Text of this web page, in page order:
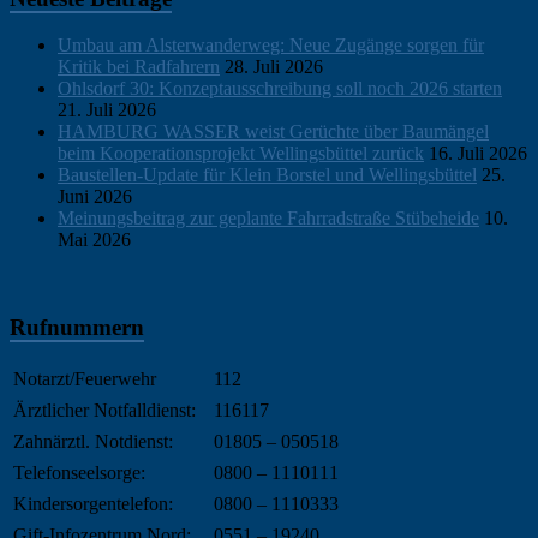
Umbau am Alsterwanderweg: Neue Zugänge sorgen für
Kritik bei Radfahrern 28. Juli 2026
Ohlsdorf 30: Konzeptausschreibung soll noch 2026 starten
21. Juli 2026
HAMBURG WASSER weist Gerüchte über Baumängel
beim Kooperationsprojekt Wellingsbüttel zurück 16. Juli 2026
Baustellen-Update für Klein Borstel und Wellingsbüttel 25.
Juni 2026
Meinungsbeitrag zur geplante Fahrradstraße Stübeheide 10.
Mai 2026
Rufnummern
Notarzt/Feuerwehr
112
Ärztlicher Notfalldienst:
116117
Zahnärztl. Notdienst:
01805 – 050518
Telefonseelsorge:
0800 – 1110111
Kindersorgentelefon:
0800 – 1110333